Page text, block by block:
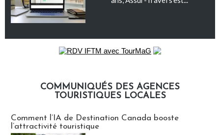
COMMUNIQUÉS DES AGENCES
TOURISTIQUES LOCALES
Comment l’IA de Destination Canada booste
l’attractivité touristique